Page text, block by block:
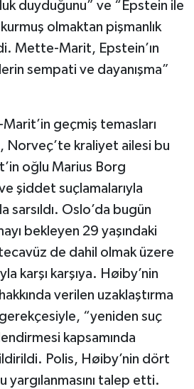
duyduğunu” ve “Epstein ile
olmaktan pişmanlık
Mette-Marit, Epstein’ın
sempati ve dayanışma”
geçmiş temasları
Norveç’te kraliyet ailesi bu
oğlu Marius Borg
şiddet suçlamalarıyla
sarsıldı. Oslo’da bugün
bekleyen 29 yaşındaki
de dahil olmak üzere
karşı karşıya. Høiby’nin
verilen uzaklaştırma
gerekçesiyle, “yeniden suç
kapsamında
Polis, Høiby’nin dört
yargılanmasını talep etti.